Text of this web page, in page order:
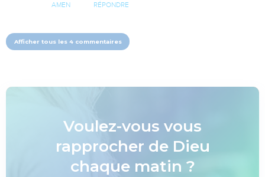
AMEN RÉPONDRE
Afficher tous les 4 commentaires
Voulez-vous vous
rapprocher de Dieu
chaque matin ?